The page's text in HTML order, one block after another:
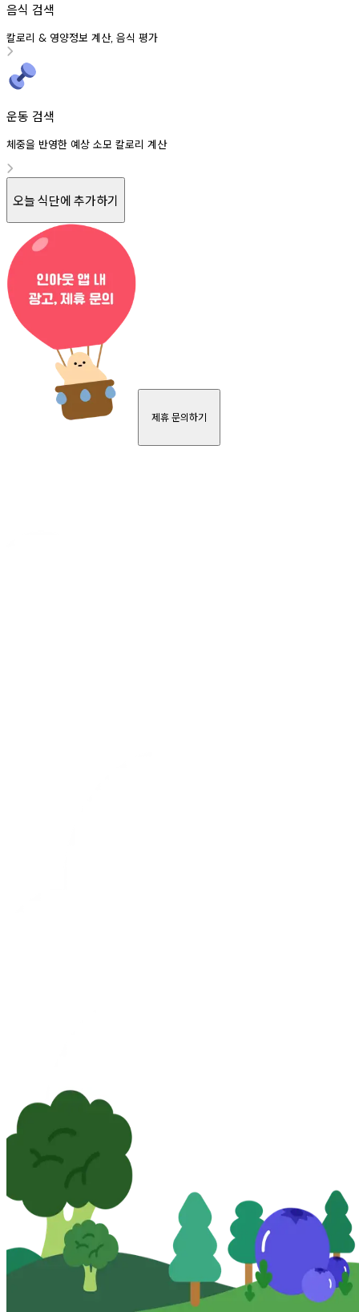
음식 검색
칼로리 & 영양정보 계산, 음식 평가
운동 검색
체중을 반영한 예상 소모 칼로리 계산
오늘 식단에 추가하기
제휴 문의하기